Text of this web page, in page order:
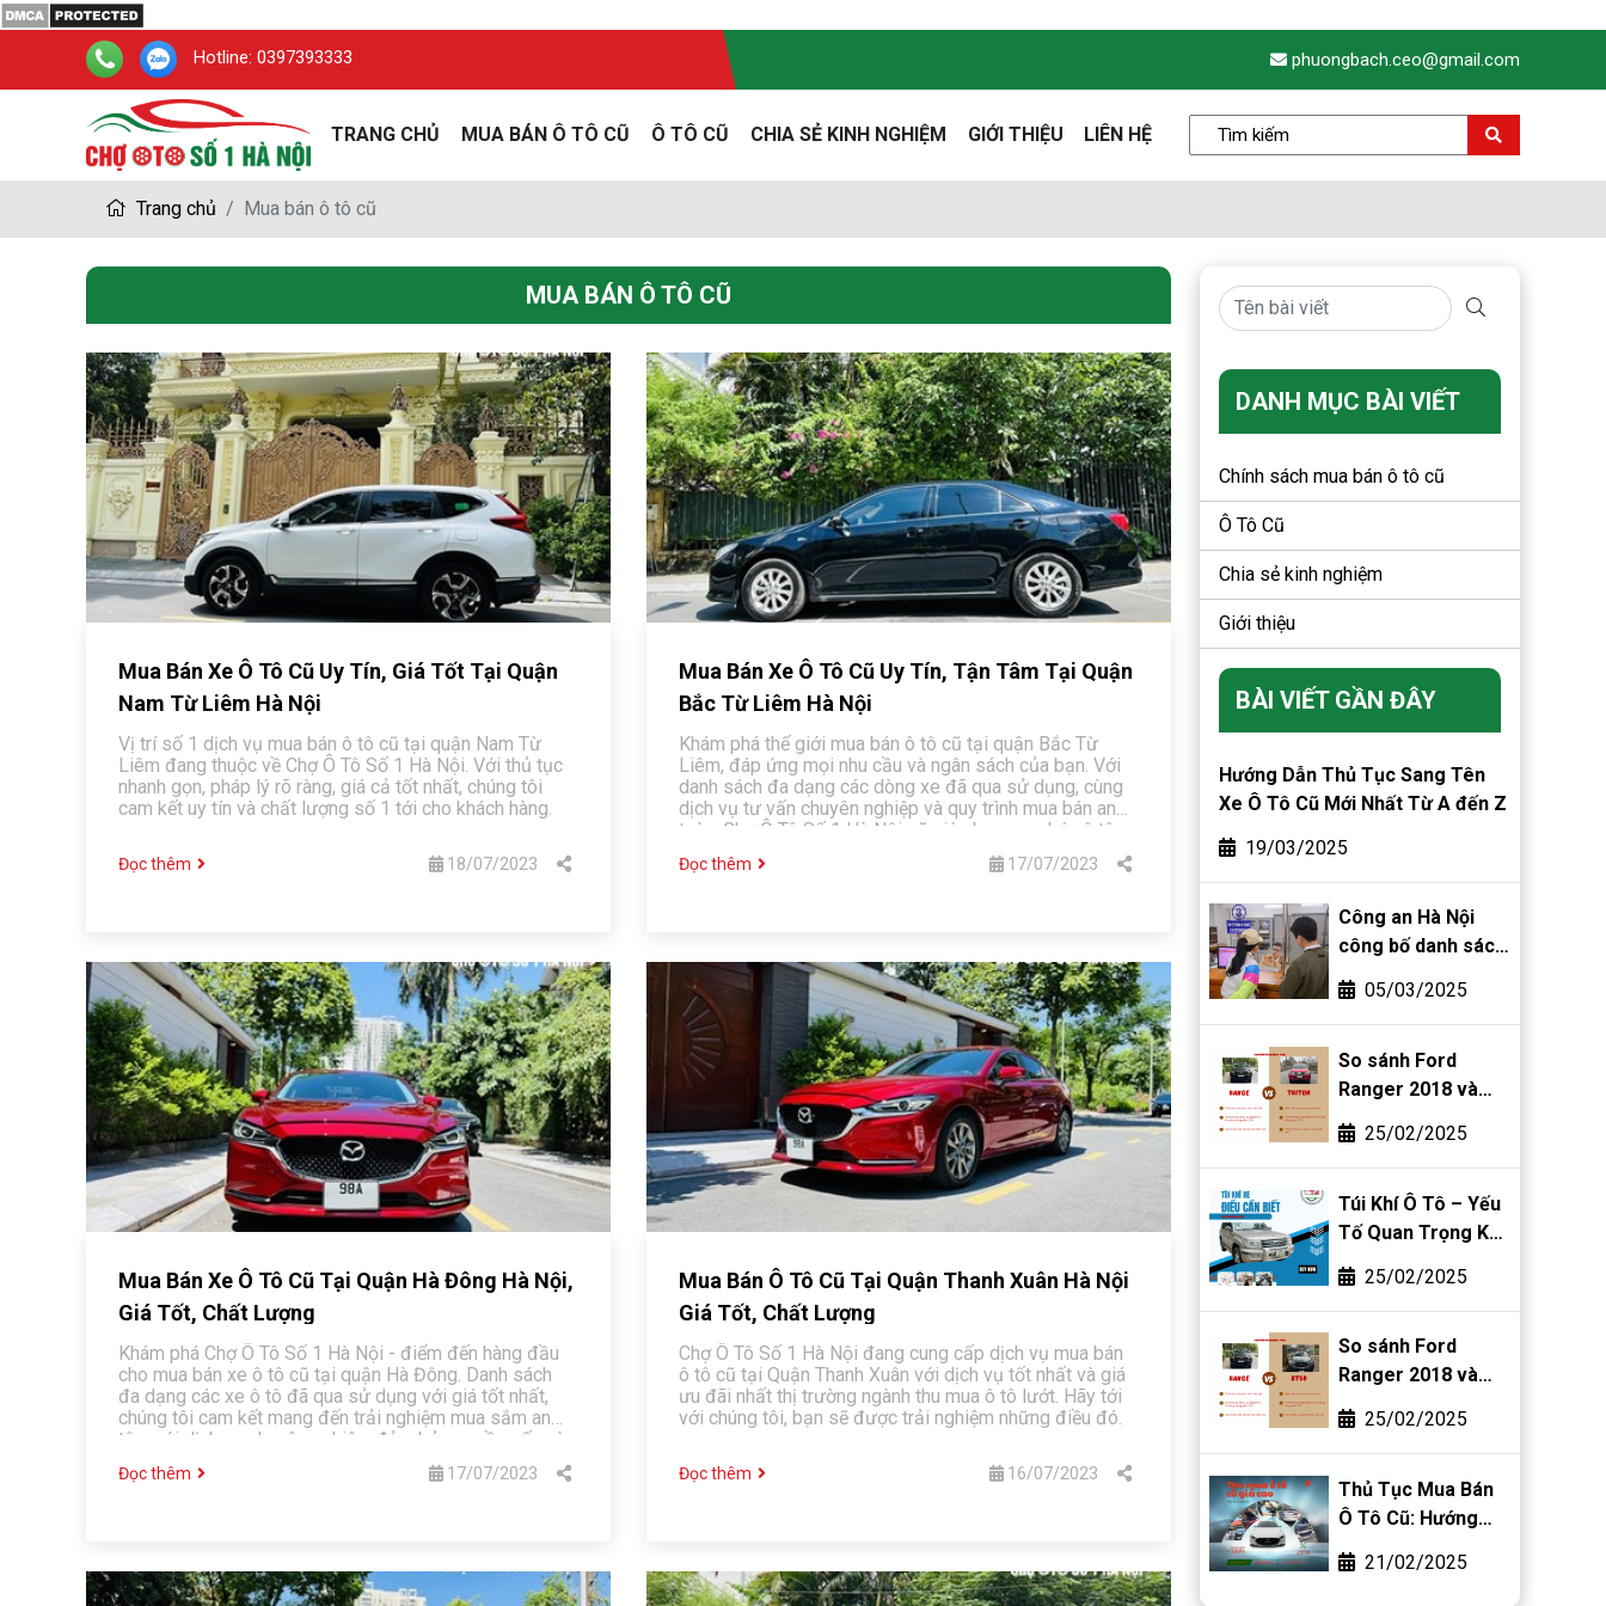
Hotline: 0397393333 phuongbach.ceo@gmail.com
TRANG CHỦ MUA BÁN Ô TÔ CŨ Ô TÔ CŨ CHIA SẺ KINH NGHIỆM GIỚI THIỆU LIÊN HỆ
Trang chủ Mua bán ô tô cũ
MUA BÁN Ô TÔ CŨ
Mua Bán Xe Ô Tô Cũ Uy Tín, Giá Tốt Tại Quận
Nam Từ Liêm Hà Nội
Vị trí số 1 dịch vụ mua bán ô tô cũ tại quận Nam Từ
Liêm đang thuộc về Chợ Ô Tô Số 1 Hà Nội. Với thủ tục
nhanh gọn, pháp lý rõ ràng, giá cả tốt nhất, chúng tôi
cam kết uy tín và chất lượng số 1 tới cho khách hàng.
Đọc thêm 18/07/2023
Mua Bán Xe Ô Tô Cũ Uy Tín, Tận Tâm Tại Quận
Bắc Từ Liêm Hà Nội
Khám phá thế giới mua bán ô tô cũ tại quận Bắc Từ
Liêm, đáp ứng mọi nhu cầu và ngân sách của bạn. Với
danh sách đa dạng các dòng xe đã qua sử dụng, cùng
dịch vụ tư vấn chuyên nghiệp và quy trình mua bán an
toàn, Chợ Ô Tô Số 1 Hà Nội sẽ giúp bạn mua bán ô tô
Đọc thêm 17/07/2023
Mua Bán Xe Ô Tô Cũ Tại Quận Hà Đông Hà Nội,
Giá Tốt, Chất Lượng
Khám phá Chợ Ô Tô Số 1 Hà Nội - điểm đến hàng đầu
cho mua bán xe ô tô cũ tại quận Hà Đông. Danh sách
đa dạng các xe ô tô đã qua sử dụng với giá tốt nhất,
chúng tôi cam kết mang đến trải nghiệm mua sắm an
tâm với dịch vụ chuyên nghiệp, đảm bảo nguồn gốc và
Đọc thêm 17/07/2023
Mua Bán Ô Tô Cũ Tại Quận Thanh Xuân Hà Nội
Giá Tốt, Chất Lượng
Chợ Ô Tô Số 1 Hà Nội đang cung cấp dịch vụ mua bán
ô tô cũ tại Quận Thanh Xuân với dịch vụ tốt nhất và giá
ưu đãi nhất thị trường ngành thu mua ô tô lướt. Hãy tới
với chúng tôi, bạn sẽ được trải nghiệm những điều đó.
Đọc thêm 16/07/2023
DANH MỤC BÀI VIẾT
Chính sách mua bán ô tô cũ
Ô Tô Cũ
Chia sẻ kinh nghiệm
Giới thiệu
BÀI VIẾT GẦN ĐÂY
Hướng Dẫn Thủ Tục Sang Tên
Xe Ô Tô Cũ Mới Nhất Từ A đến Z
19/03/2025
Công an Hà Nội
công bố danh sách
phường, xã được
phân cấp đăng ký
biển số xe
05/03/2025
So sánh Ford
Ranger 2018 và
Mitsubishi Triton
2018
25/02/2025
Túi Khí Ô Tô – Yếu
Tố Quan Trọng Khi
25/02/2025
So sánh Ford
Ranger 2018 và
Mazda BT-50 2018
25/02/2025
Thủ Tục Mua Bán
Ô Tô Cũ: Hướng
Z
21/02/2025